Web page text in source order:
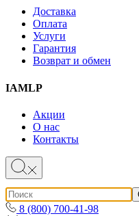
Доставка
Оплата
Услуги
Гарантия
Возврат и обмен
IAMLP
Акции
О нас
Контакты
8 (800) 700-41-98